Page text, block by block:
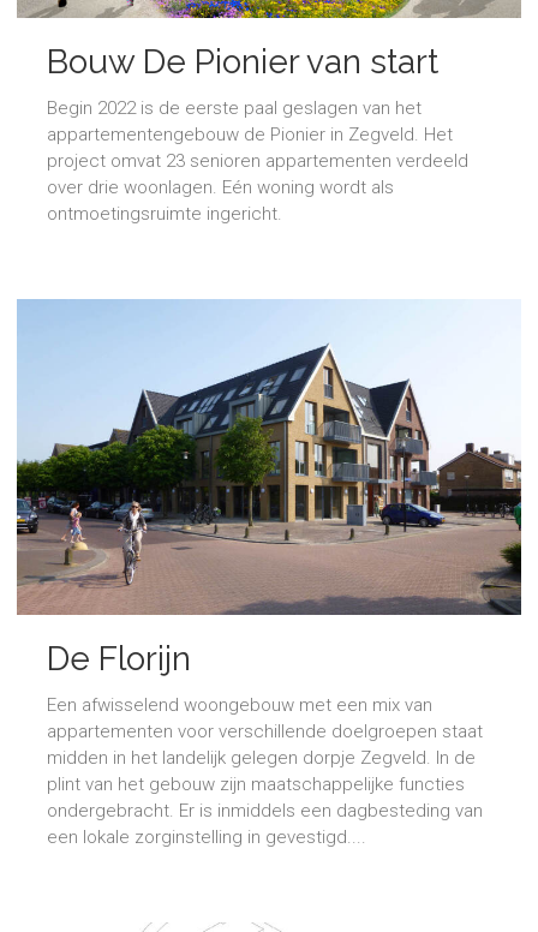
Bouw De Pionier van start
Begin 2022 is de eerste paal geslagen van het
appartementengebouw de Pionier in Zegveld. Het
project omvat 23 senioren appartementen verdeeld
over drie woonlagen. Eén woning wordt als
ontmoetingsruimte ingericht.
De Florijn
Een afwisselend woongebouw met een mix van
appartementen voor verschillende doelgroepen staat
midden in het landelijk gelegen dorpje Zegveld. In de
plint van het gebouw zijn maatschappelijke functies
ondergebracht. Er is inmiddels een dagbesteding van
een lokale zorginstelling in gevestigd....